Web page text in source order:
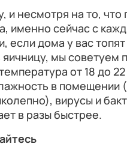
и несмотря на то,
именно сейчас с
если дома у вас
мы советуем
от 18 до
в помещении
вирусы и
в разы быстрее.